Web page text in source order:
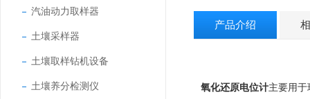
汽油动力取样器
土壤采样器
土壤取样钻机设备
土壤养分检测仪
产品介绍
氧化还原电位计主要用